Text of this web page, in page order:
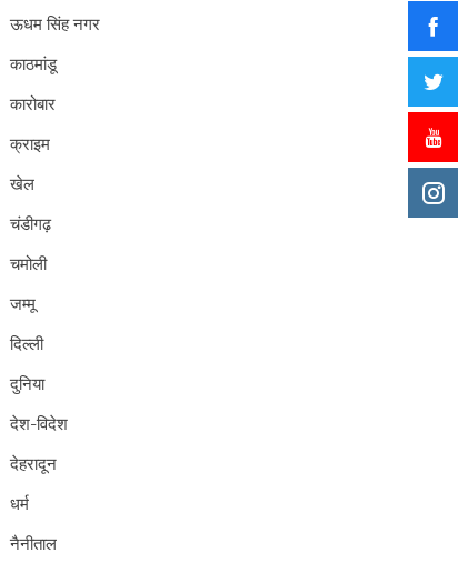
ऊधम सिंह नगर
काठमांडू
कारोबार
क्राइम
खेल
चंडीगढ़
चमोली
जम्मू
दिल्ली
दुनिया
देश-विदेश
देहरादून
धर्म
नैनीताल